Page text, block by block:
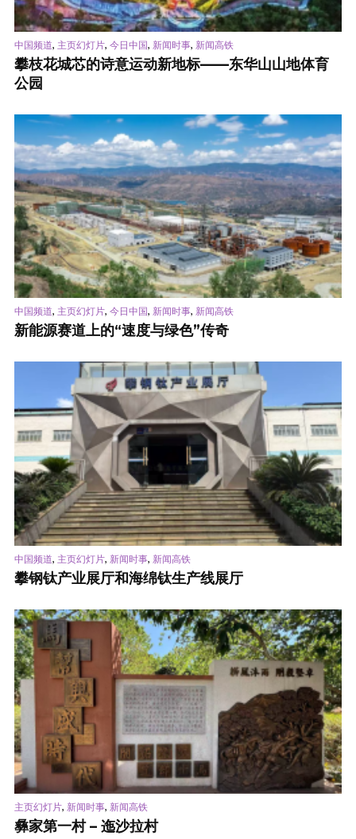
中国频道, 主页幻灯片, 今日中国, 新闻时事, 新闻高铁
攀枝花城芯的诗意运动新地标——东华山山地体育
公园
中国频道, 主页幻灯片, 今日中国, 新闻时事, 新闻高铁
新能源赛道上的“速度与绿色”传奇
中国频道, 主页幻灯片, 新闻时事, 新闻高铁
攀钢钛产业展厅和海绵钛生产线展厅
主页幻灯片, 新闻时事, 新闻高铁
彝家第一村 – 迤沙拉村